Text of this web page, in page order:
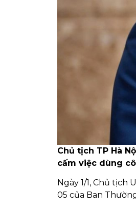
Chủ tịch TP Hà
cấm việc dùng
Ngày 1/1, Chủ tịch
05 của Ban